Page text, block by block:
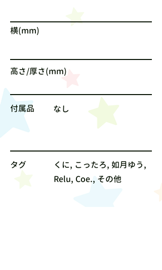
横(mm)
高さ/厚さ(mm)
付属品 なし
タグ
くに, こったろ, 如月ゆう,
Relu, Coe., その他